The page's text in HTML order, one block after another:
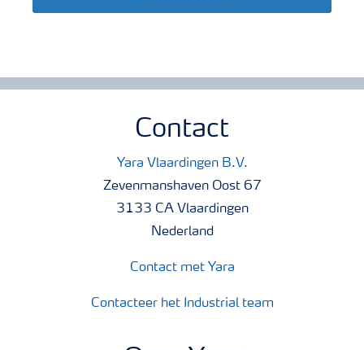
Contact
Yara Vlaardingen B.V.
Zevenmanshaven Oost 67
3133 CA Vlaardingen
Nederland
Contact met Yara
Contacteer het Industrial team